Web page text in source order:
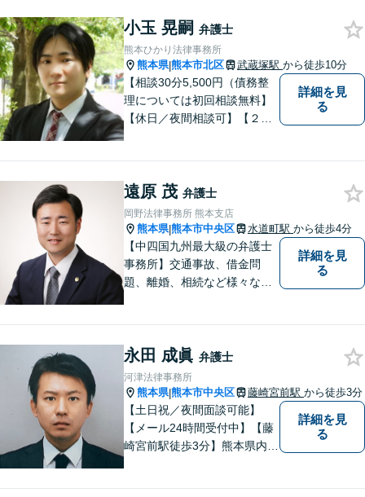
小玉 晃嗣 弁護士
熊本ひかり法律事務所
熊本県|熊本市北区 武蔵塚駅 から徒歩10分
【相談30分5,500円（債務整
理については初回相談無料】
【休日／夜間相談可】【２０
詳細を見
る
遠原 茂 弁護士
岡野法律事務所 熊本支店
熊本県|熊本市中央区 水道町駅 から徒歩4分
【中四国九州最大級の弁護士
事務所】交通事故、借金問
題、離婚、相続など様々な問
い！
詳細を見
る
永田 成眞 弁護士
河津法律事務所
熊本県|熊本市中央区 藤崎宮前駅 から徒歩3分
【土日祝／夜間面談可能】
【メール24時間受付中】【藤
崎宮前駅徒歩3分】熊本県内及
詳細を見
る